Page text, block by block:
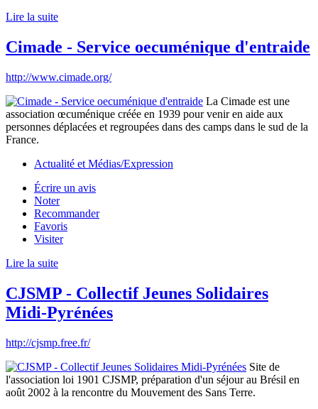
Lire la suite
Cimade - Service oecuménique d'entraide
http://www.cimade.org/
La Cimade est une
association œcuménique créée en 1939 pour venir en aide aux
personnes déplacées et regroupées dans des camps dans le sud de la
France.
Actualité et Médias/Expression
Écrire un avis
Noter
Recommander
Favoris
Visiter
Lire la suite
CJSMP - Collectif Jeunes Solidaires
Midi-Pyrénées
http://cjsmp.free.fr/
Site de
l'association loi 1901 CJSMP, préparation d'un séjour au Brésil en
août 2002 à la rencontre du Mouvement des Sans Terre.